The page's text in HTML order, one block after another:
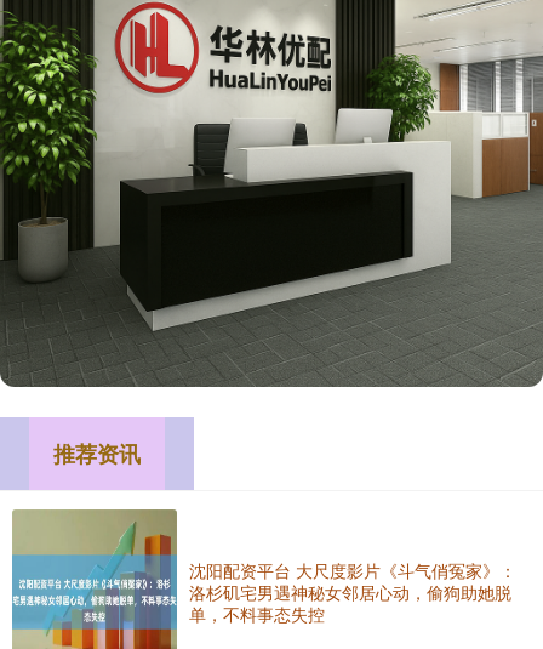
推荐资讯
沈阳配资平台 大尺度影片《斗气俏冤家》：
洛杉矶宅男遇神秘女邻居心动，偷狗助她脱
单，不料事态失控